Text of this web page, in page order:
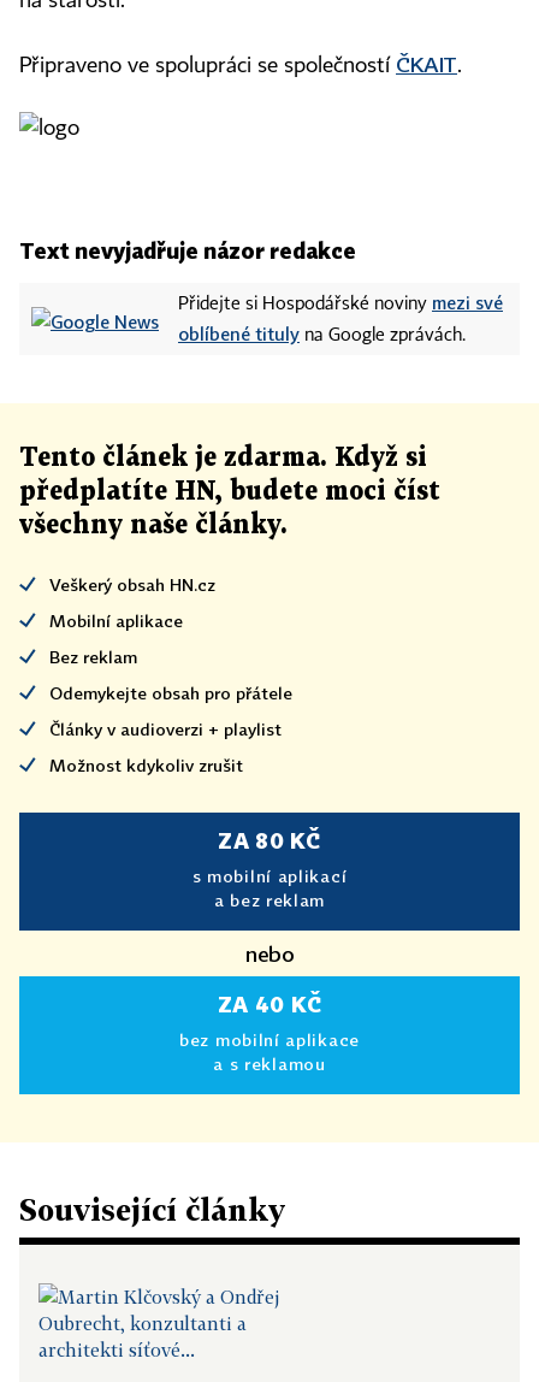
Připraveno ve spolupráci se společností ČKAIT.
Text nevyjadřuje názor redakce
Přidejte si Hospodářské noviny mezi své
oblíbené tituly na Google zprávách.
Tento článek je zdarma. Když si
předplatíte HN, budete moci číst
všechny naše články.
Veškerý obsah HN.cz
Mobilní aplikace
Bez reklam
Odemykejte obsah pro přátele
Články v audioverzi + playlist
Možnost kdykoliv zrušit
ZA 80 KČ
s mobilní aplikací
a bez reklam
nebo
ZA 40 KČ
bez mobilní aplikace
a s reklamou
Související články